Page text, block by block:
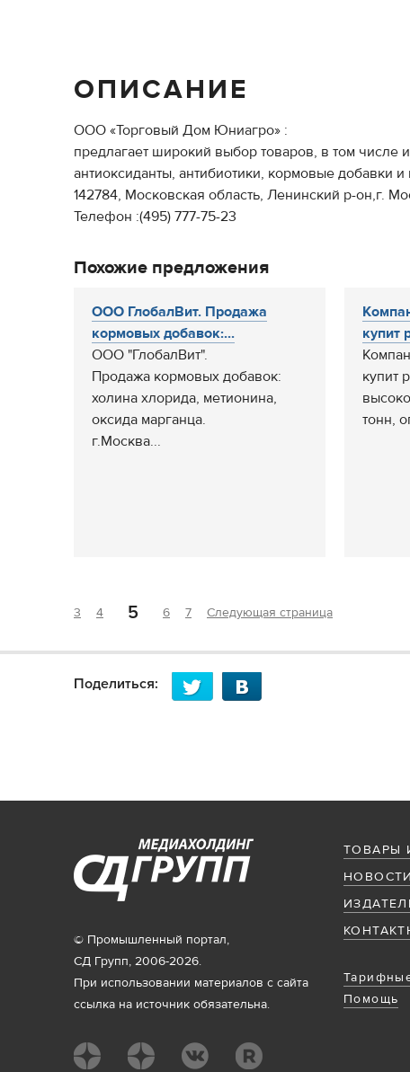
ОПИСАНИЕ
ООО «Торговый Дом Юниагро» :
предлагает широкий выбор товаров, в том
антиоксиданты, антибиотики, кормовые добавки
142784, Московская область, Ленинский р-он,г.
Телефон :(495) 777-75-23
Похожие предложения
ООО ГлобалВит. Продажа
кормовых добавок:...
ООО "ГлобалВит".
Продажа кормовых добавок:
холина хлорида, метионина,
оксида марганца.
г.Москва...
купит
купит
тонн,
3 4 5 6 7 Следующая страница
Поделиться:
ТОВАРЫ
Помощь
© Промышленный портал,
СД Групп, 2006-2026.
При использовании материалов с сайта
ссылка на источник обязательна.